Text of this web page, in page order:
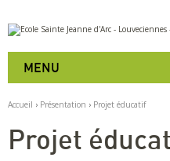
Aller
au
contenu.
à
navigation
Outils
personnels
MENU
Accueil › Présentation › Projet éducatif
Projet